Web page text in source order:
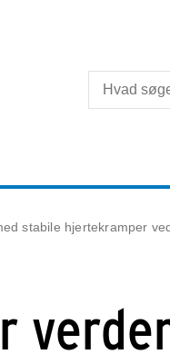
stabile hjertekramper